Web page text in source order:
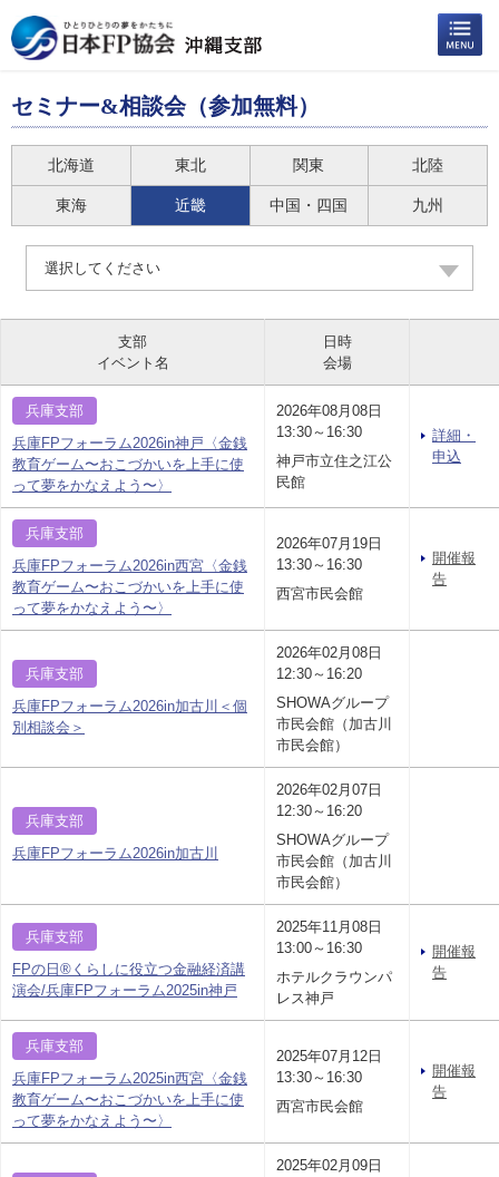
セミナー&相談会（参加無料）
北海道 東北 関東 北陸
東海 近畿 中国・四国 九州
選択してください
支部
イベント名
日時
会場
兵庫支部
兵庫FPフォーラム2026in神戸〈金銭
教育ゲーム〜おこづかいを上手に使
って夢をかなえよう〜〉
2026年08月08日
13:30～16:30
神戸市立住之江公
民館
詳細・
申込
兵庫支部
兵庫FPフォーラム2026in西宮〈金銭
教育ゲーム〜おこづかいを上手に使
って夢をかなえよう〜〉
2026年07月19日
13:30～16:30
西宮市民会館
開催報
告
兵庫支部
兵庫FPフォーラム2026in加古川＜個
別相談会＞
2026年02月08日
12:30～16:20
SHOWAグループ
市民会館（加古川
市民会館）
兵庫支部
兵庫FPフォーラム2026in加古川
2026年02月07日
12:30～16:20
SHOWAグループ
市民会館（加古川
市民会館）
兵庫支部
FPの日®くらしに役立つ金融経済講
演会/兵庫FPフォーラム2025in神戸
2025年11月08日
13:00～16:30
ホテルクラウンパ
レス神戸
開催報
告
兵庫支部
兵庫FPフォーラム2025in西宮〈金銭
教育ゲーム〜おこづかいを上手に使
って夢をかなえよう〜〉
2025年07月12日
13:30～16:30
西宮市民会館
開催報
告
2025年02月09日